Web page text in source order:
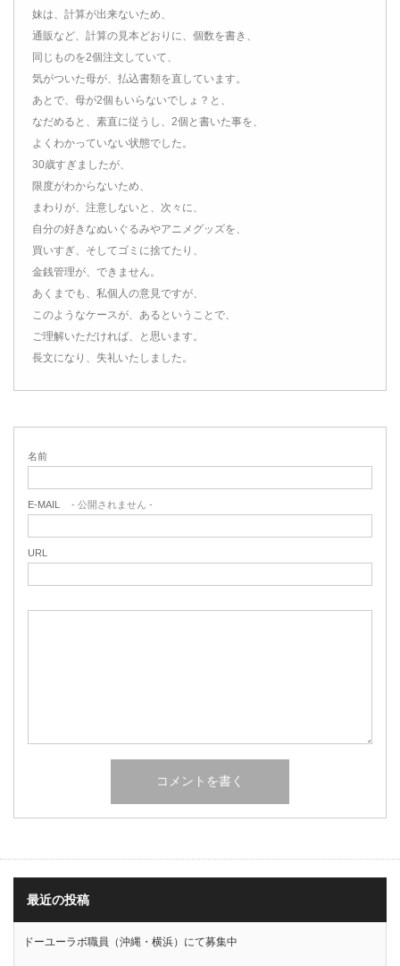
妹は、計算が出来ないため、
通販など、計算の見本どおりに、個数を書き、
同じものを2個注文していて、
気がついた母が、払込書類を直しています。
あとで、母が2個もいらないでしょ？と、
なだめると、素直に従うし、2個と書いた事を、
よくわかっていない状態でした。
30歳すぎましたが、
限度がわからないため、
まわりが、注意しないと、次々に、
自分の好きなぬいぐるみやアニメグッズを、
買いすぎ、そしてゴミに捨てたり、
金銭管理が、できません。
あくまでも、私個人の意見ですが、
このようなケースが、あるということで、
ご理解いただければ、と思います。
長文になり、失礼いたしました。
名前
E-MAIL - 公開されません -
URL
最近の投稿
ドーユーラボ職員（沖縄・横浜）にて募集中